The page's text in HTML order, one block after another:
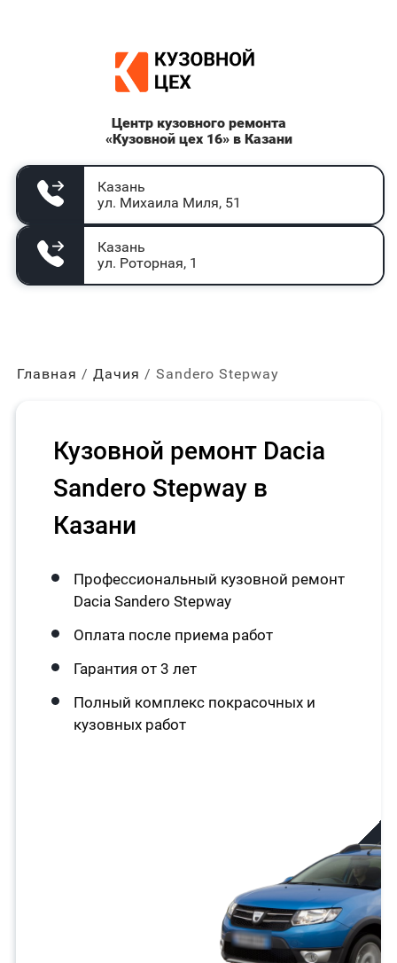
Центр кузовного ремонта
«Кузовной цех 16» в Казани
Казань
ул. Михаила Миля, 51
Казань
ул. Роторная, 1
Главная Дачия Sandero Stepway
Кузовной ремонт Dacia
Sandero Stepway в
Казани
Профессиональный кузовной ремонт
Dacia Sandero Stepway
Оплата после приема работ
Гарантия от 3 лет
Полный комплекс покрасочных и
кузовных работ